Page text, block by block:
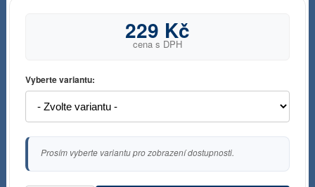
229 Kč
cena s DPH
Vyberte variantu:
Prosím vyberte variantu pro zobrazení dostupnosti.